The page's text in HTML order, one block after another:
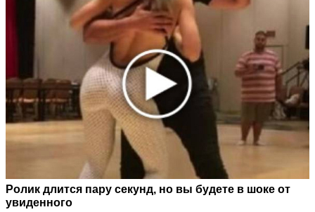
Ролик длится пару секунд, но вы будете в шоке от
увиденного